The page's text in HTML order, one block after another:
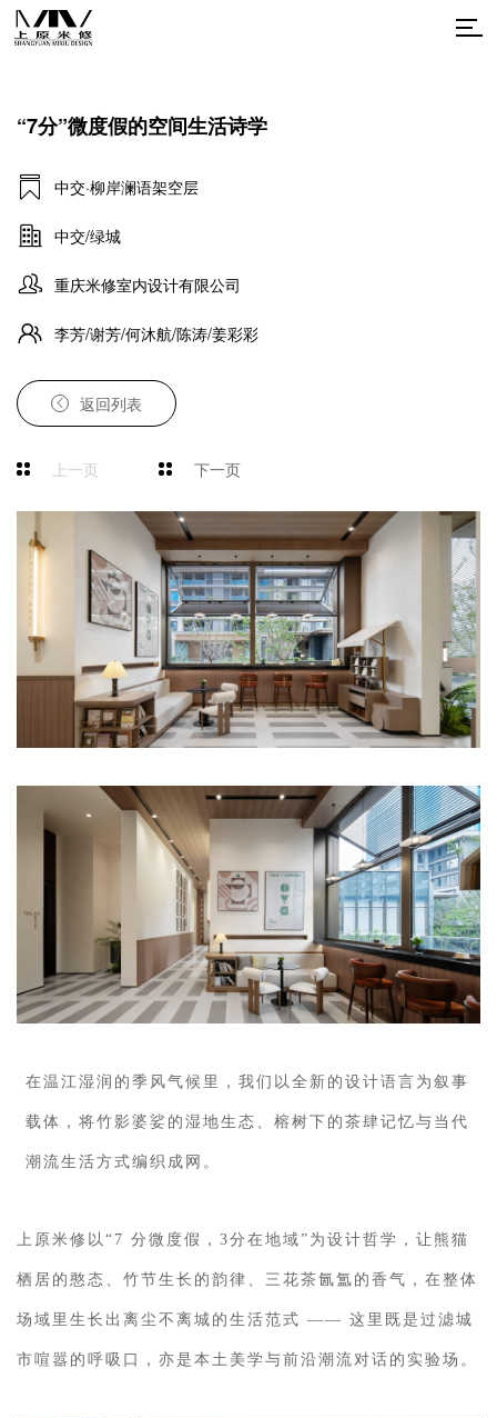
“7分”微度假的空间生活诗学
中交·柳岸澜语架空层
中交/绿城
重庆米修室内设计有限公司
李芳/谢芳/何沐航/陈涛/姜彩彩
返回列表
上一页 下一页
在温江湿润的季风气候里，我们以全新的设计语言为叙事
载体，将竹影婆娑的湿地生态、榕树下的茶肆记忆与当代
潮流生活方式编织成网。
上原米修以“7 分微度假， 3分在地域”为设计哲学，让熊猫
栖居的憨态、竹节生长的韵律、三花茶氤氲的香气，在整体
场域里生长出离尘不离城的生活范式 —— 这里既是过滤城
市喧嚣的呼吸口，亦是本土美学与前沿潮流对话的实验场。